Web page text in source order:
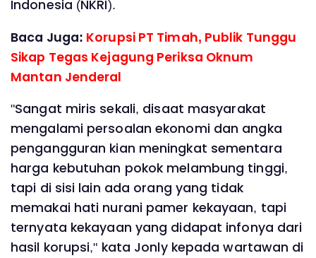
Indonesia (NKRI).
Baca Juga: Korupsi PT Timah, Publik Tunggu
Sikap Tegas Kejagung Periksa Oknum
Mantan Jenderal
"Sangat miris sekali, disaat masyarakat
mengalami persoalan ekonomi dan angka
pengangguran kian meningkat sementara
harga kebutuhan pokok melambung tinggi,
tapi di sisi lain ada orang yang tidak
memakai hati nurani pamer kekayaan, tapi
ternyata kekayaan yang didapat infonya dari
hasil korupsi," kata Jonly kepada wartawan di